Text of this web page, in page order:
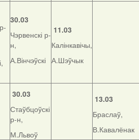
30.03
Чэрвенскі р-
н,
А.Вінчэўскі
11.03
Калінкавічы,
А.Шэўчык
30.03
Стаўбцоўскі
р-н,
М.Львоў
13.03
Браслаў,
В.Кавалёнак